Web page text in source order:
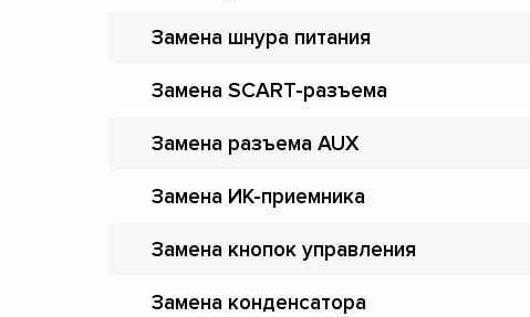
Замена шнура питания
Замена SCART-разъема
Замена разъема AUX
Замена ИК-приемника
Замена кнопок управления
Замена конденсатора